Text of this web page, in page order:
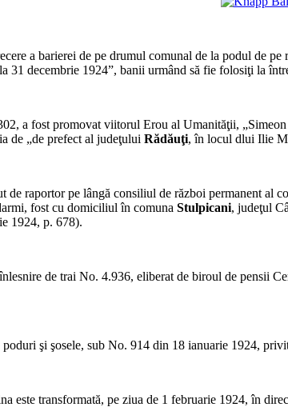
a barierei de pe drumul comunal de la podul de
31 decembrie 1924”, banii urmând să fie folosiţi la
a fost promovat viitorul Erou al Umanităţii,
de „de prefect al judeţului Rădăuţi, în locul dlui Ilie
raportor pe lângă consiliul de război permanent al
fost cu domiciliul în comuna Stulpicani, judeţul
1924, p. 678).
de trai No. 4.936, eliberat de biroul de pensii
şi şosele, sub No. 914 din 18 ianuarie 1924,
este transformată, pe ziua de 1 februarie 1924, în